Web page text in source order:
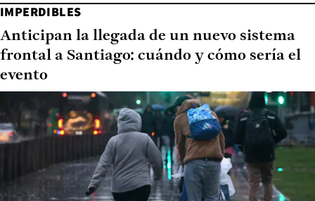
IMPERDIBLES
Anticipan la llegada de un nuevo sistema
frontal a Santiago: cuándo y cómo sería el
evento